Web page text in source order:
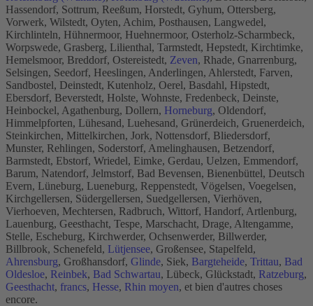
Hassendorf, Sottrum, Reeßum, Horstedt, Gyhum, Ottersberg,
Vorwerk, Wilstedt, Oyten, Achim, Posthausen, Langwedel,
Kirchlinteln, Hühnermoor, Huehnermoor, Osterholz-Scharmbeck,
Worpswede, Grasberg, Lilienthal, Tarmstedt, Hepstedt, Kirchtimke,
Hemelsmoor, Breddorf, Ostereistedt, Zeven, Rhade, Gnarrenburg,
Selsingen, Seedorf, Heeslingen, Anderlingen, Ahlerstedt, Farven,
Sandbostel, Deinstedt, Kutenholz, Oerel, Basdahl, Hipstedt,
Ebersdorf, Beverstedt, Holste, Wohnste, Fredenbeck, Deinste,
Heinbockel, Agathenburg, Dollern, Horneburg, Oldendorf,
Himmelpforten, Lühesand, Luehesand, Grünerdeich, Gruenerdeich,
Steinkirchen, Mittelkirchen, Jork, Nottensdorf, Bliedersdorf,
Munster, Rehlingen, Soderstorf, Amelinghausen, Betzendorf,
Barmstedt, Ebstorf, Wriedel, Eimke, Gerdau, Uelzen, Emmendorf,
Barum, Natendorf, Jelmstorf, Bad Bevensen, Bienenbüttel, Deutsch
Evern, Lüneburg, Lueneburg, Reppenstedt, Vögelsen, Voegelsen,
Kirchgellersen, Südergellersen, Suedgellersen, Vierhöven,
Vierhoeven, Mechtersen, Radbruch, Wittorf, Handorf, Artlenburg,
Lauenburg, Geesthacht, Tespe, Marschacht, Drage, Altengamme,
Stelle, Escheburg, Kirchwerder, Ochsenwerder, Billwerder,
Billbrook, Schenefeld, Lütjensee, Großensee, Stapelfeld,
Ahrensburg, Großhansdorf, Glinde, Siek, Bargteheide, Trittau, Bad
Oldesloe, Reinbek, Bad Schwartau, Lübeck, Glückstadt, Ratzeburg,
Geesthacht, francs, Hesse, Rhin moyen, et bien d'autres choses
encore.